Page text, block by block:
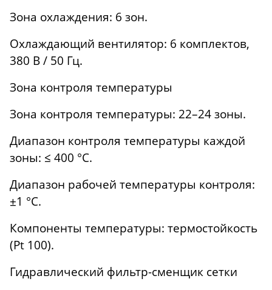
Зона охлаждения: 6 зон.
Охлаждающий вентилятор: 6 комплектов,
380 В / 50 Гц.
Зона контроля температуры
Зона контроля температуры: 22–24 зоны.
Диапазон контроля температуры каждой
зоны: ≤ 400 °C.
Диапазон рабочей температуры контроля:
±1 °C.
Компоненты температуры: термостойкость
(Pt 100).
Гидравлический фильтр-сменщик сетки